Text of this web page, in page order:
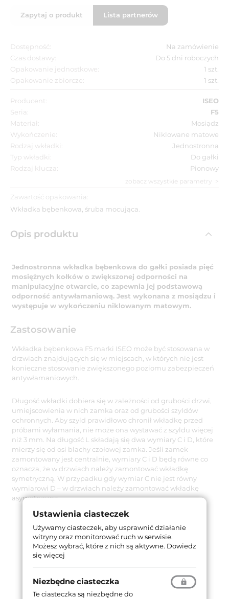
Zapytaj o produkt Lista partnerów
Dostępność:
Na zamówienie
Czas dostawy:
Do 5 dni roboczych
Opakowanie jednostkowe:
1 szt.
Opakowanie zbiorcze:
1 szt.
Producent:
ISEO
Seria:
F5
Materiał:
Mosiądz
Wykończenie:
Niklowane matowe
Rodzaj wkładki:
Jednostronna
Typ wkładki:
Do gałki
Rodzaj klucza:
Pionowy
zobacz wszystkie parametry
Zawartość opakowania:
Wkładka bębenkowa, śruba mocująca.
Opis produktu
Jednostronna wkładka bębenkowa do gałki posiada pięć
mosiężnych kołków o zwiększonej odporności na
manipulacyjne otwarcie, co zapewnia jej podstawową
odporność antywłamaniową. Jest wykonana z mosiądzu i
występuje w wykończeniu niklowanym matowym.
Zastosowanie
Wkładka bębenkowa F5 marki ISEO może być stosowana w
drzwiach znajdujących się w miejscach, w których nie jest
konieczne stosowanie zwiększonego poziomu zabezpieczeń
antywłamaniowych.
Długość wkładki dobiera się w zależności od grubości drzwi,
umiejscowienia w nich zamka oraz od grubości szyldów
ochronnych. Aby szyld prawidłowo chronił wkładkę przed
próbami wyłamania, nie może ona wystawać z szyldu więcej
niż 3 mm. Na długość L składają się dwa wymiary C i D, które
mierzy się od osi blachy czołowej zamka. Jeśli zamek
zamontowany jest centralnie, wymiary C i D będą równe co
oznacza, że w drzwiach należy zamontować wkładkę
symetryczną. W przypadku gdy wymiar C nie jest równy
wymiarowi D – w drzwiach należy zamontować wkładkę
asymetryczną.
Ustawienia ciasteczek
Używamy ciasteczek, aby usprawnić działanie
witryny oraz monitorować ruch w serwisie.
Możesz wybrać, które z nich są aktywne. Dowiedz
się więcej
Niezbędne ciasteczka
Te ciasteczka są niezbędne do